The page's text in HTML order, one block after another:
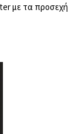
με τα προσεχή